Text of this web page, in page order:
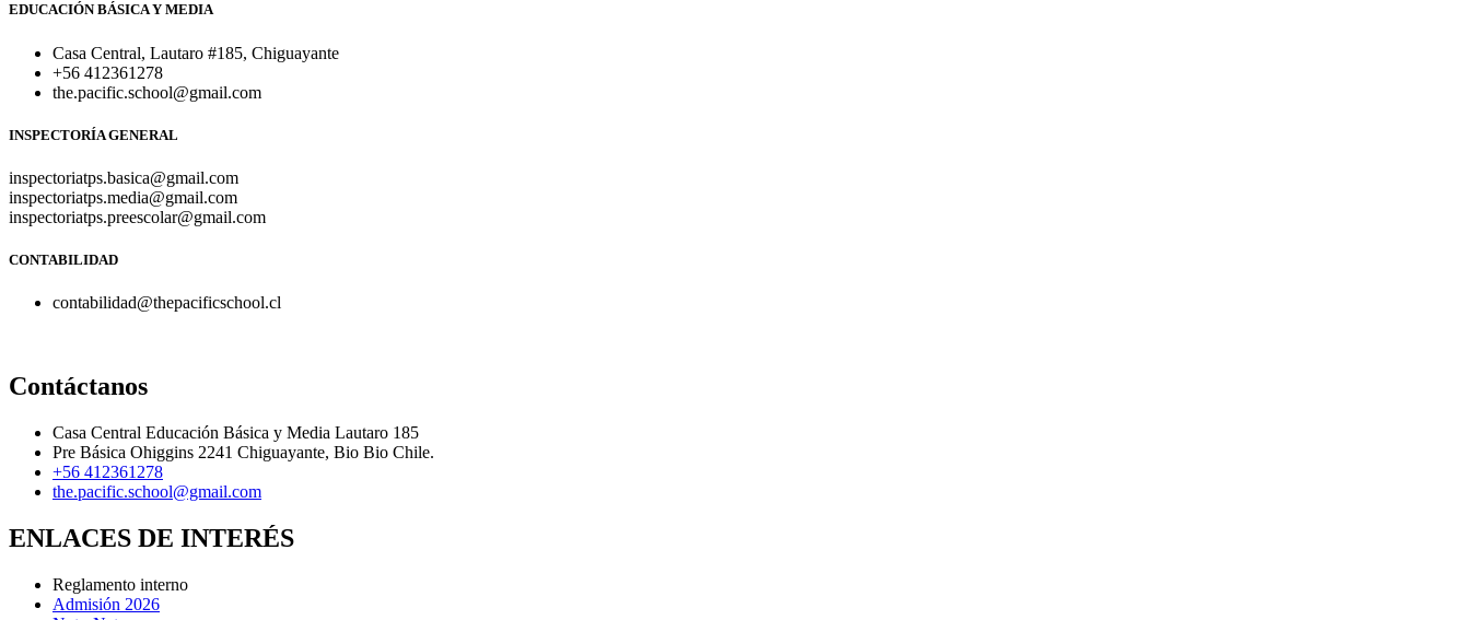
EDUCACIÓN BÁSICA Y MEDIA
Casa Central, Lautaro #185, Chiguayante
+56 412361278
the.pacific.school@gmail.com
INSPECTORÍA GENERAL
inspectoriatps.basica@gmail.com
inspectoriatps.media@gmail.com
inspectoriatps.preescolar@gmail.com
CONTABILIDAD
contabilidad@thepacificschool.cl
Contáctanos
Casa Central Educación Básica y Media Lautaro 185
Pre Básica Ohiggins 2241 Chiguayante, Bio Bio Chile.
+56 412361278
the.pacific.school@gmail.com
ENLACES DE INTERÉS
Reglamento interno
Admisión 2026